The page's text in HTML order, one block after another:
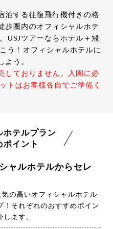
泊する往復飛行機付きの格
歩圏内のオフィシャルホテ
USJツアーならホテル＋飛
う！オフィシャルホテルに
よう。
しておりません。入園に必
トはお客様各自でご準備く
ホテルプラン
ポイント
ャルホテルからセレ
気の高いオフィシャルホテル
！それぞれのおすすめポイン
します。